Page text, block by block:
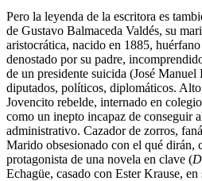
Pero la leyenda de la escritora es
de Gustavo Balmaceda Valdés, su
aristocrática, nacido en 1885,
denostado por su padre,
de un presidente suicida (José
diputados, políticos, diplomáticos.
Jovencito rebelde, internado en
como un inepto incapaz de conseguir
administrativo. Cazador de zorros,
Marido obsesionado con el qué
protagonista de una novela en clave (
Echagüe, casado con Ester Krause,